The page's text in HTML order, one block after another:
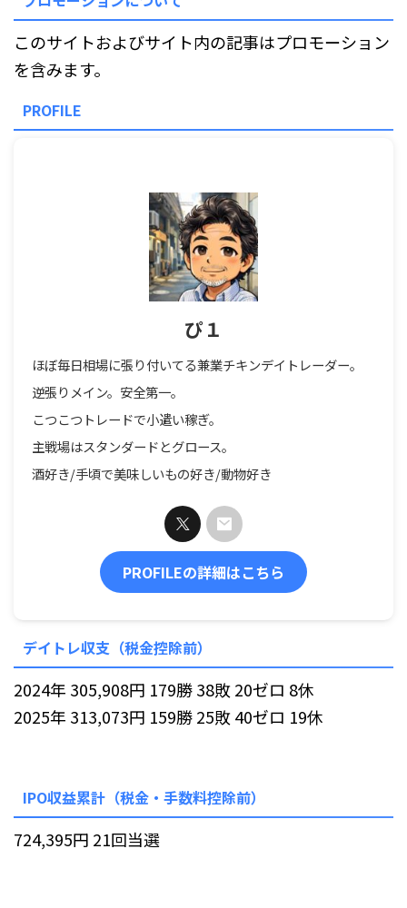
このサイトおよびサイト内の記事はプロモーション
を含みます。
PROFILE
ぴ１
ほぼ毎日相場に張り付いてる兼業チキンデイトレーダー。
逆張りメイン。安全第一。
こつこつトレードで小遣い稼ぎ。
主戦場はスタンダードとグロース。
酒好き/手頃で美味しいもの好き/動物好き
PROFILEの詳細はこちら
デイトレ収支（税金控除前）
2024年 305,908円 179勝 38敗 20ゼロ 8休
2025年 313,073円 159勝 25敗 40ゼロ 19休
IPO収益累計（税金・手数料控除前）
724,395円 21回当選